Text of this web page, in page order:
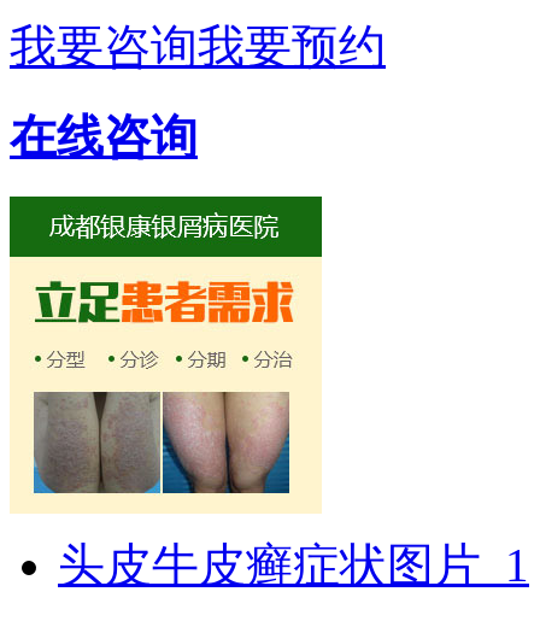
我要咨询我要预约
在线咨询
头皮牛皮癣症状图片_1